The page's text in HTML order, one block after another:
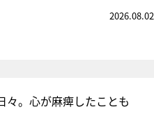
2026.08.02
々。心が麻痺したことも